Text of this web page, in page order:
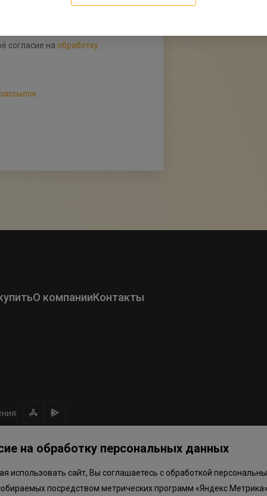
согласие на обработку
О компанииКонтакты
направлении средств
в Окле
Правила программы лояльности
на обработку персональных данных
использовать сайт, Вы соглашаетесь с обработкой
посредством метрических программ «Яндекс